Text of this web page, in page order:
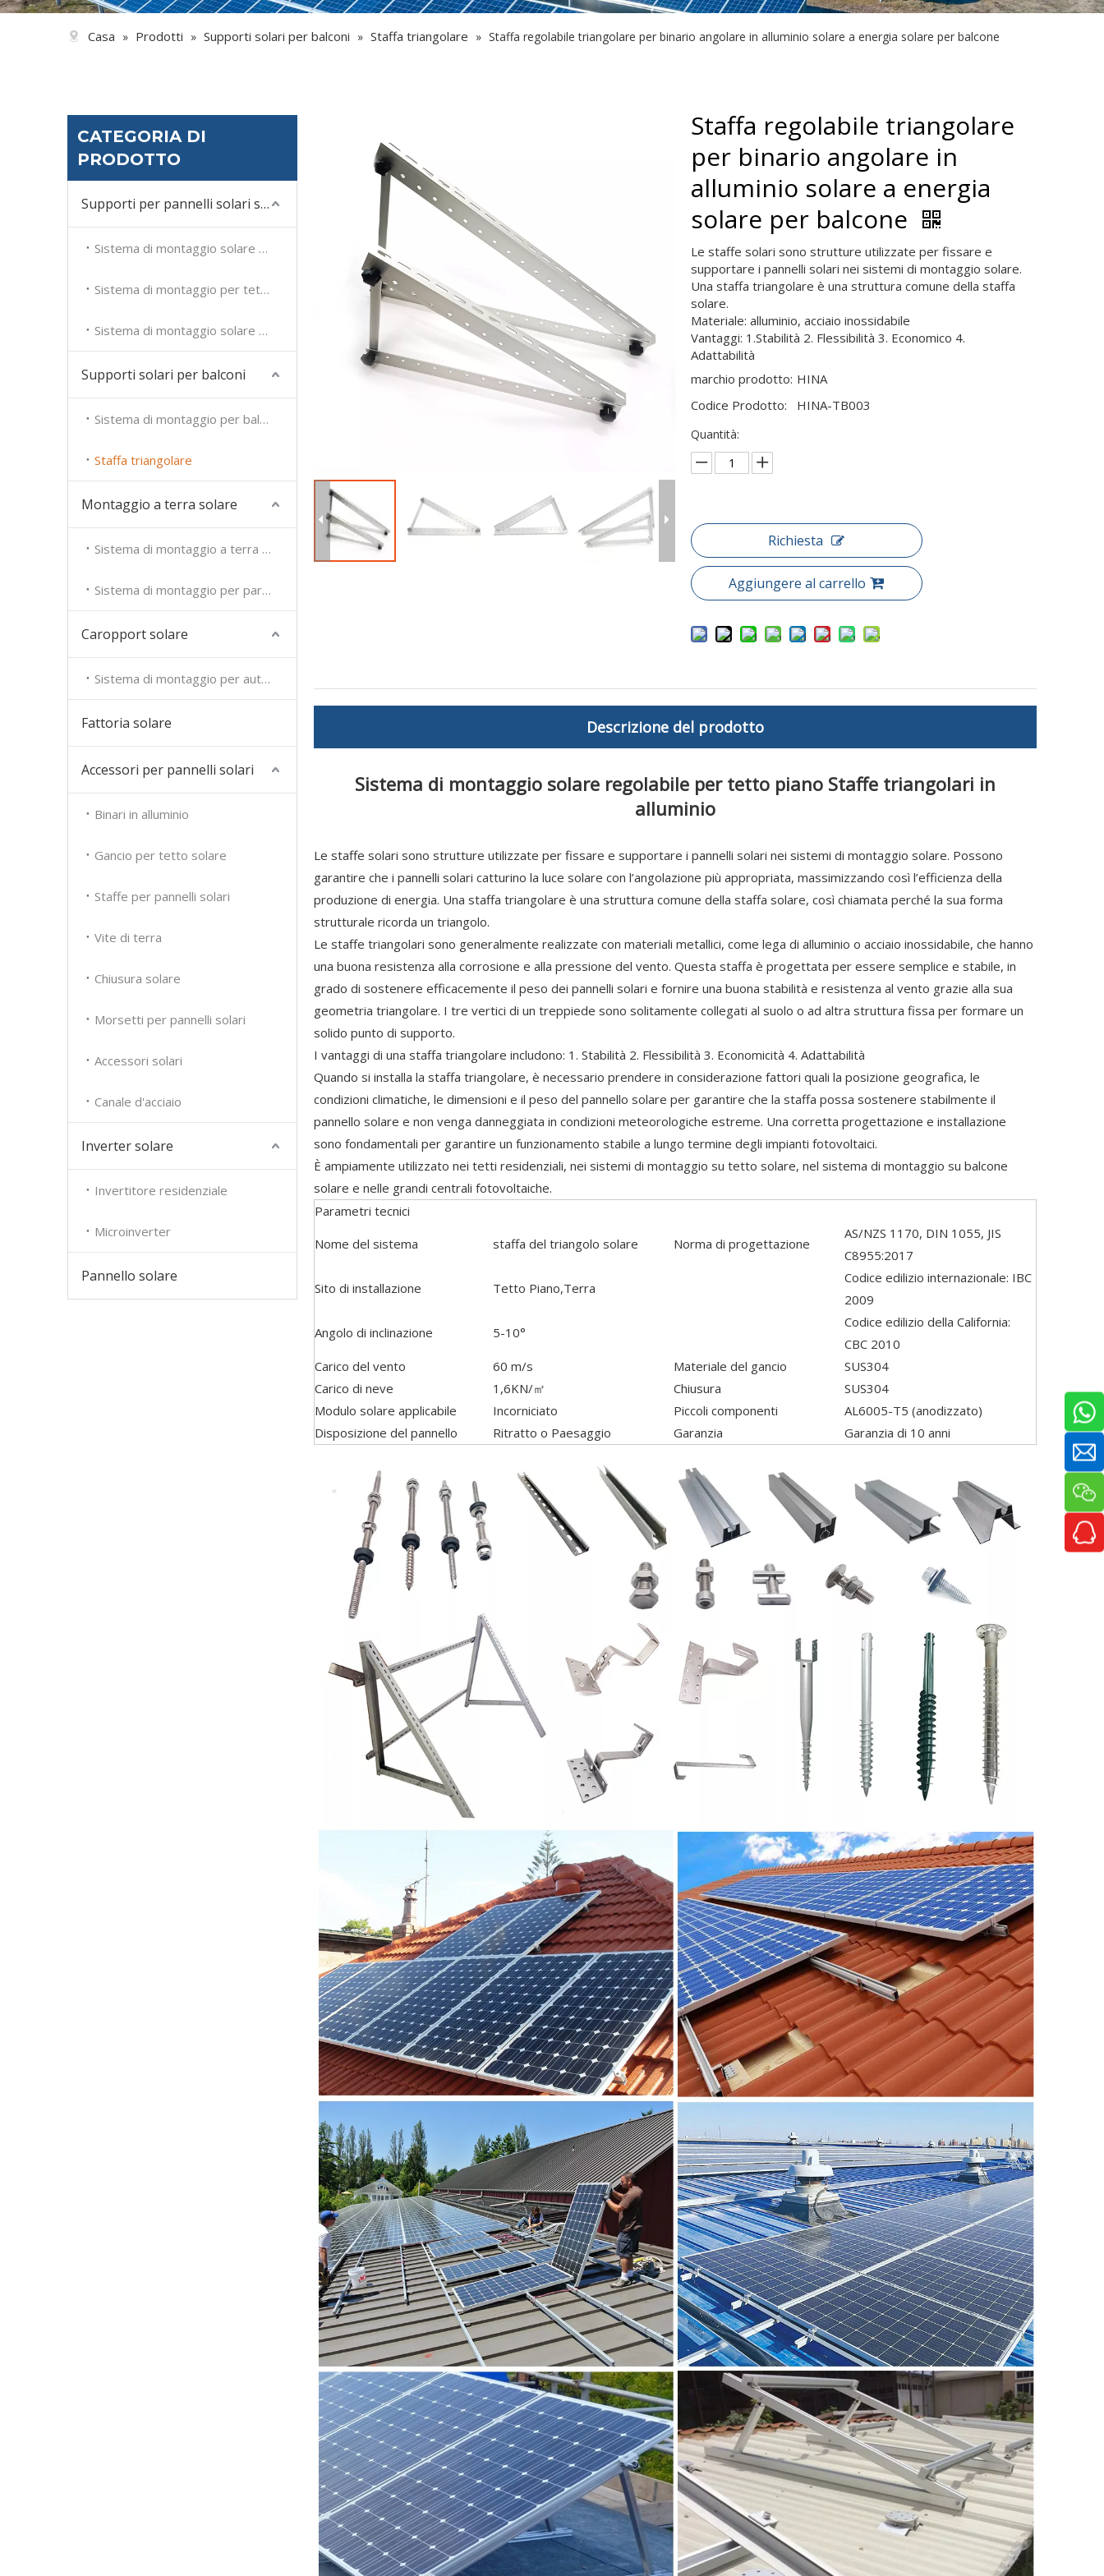
Casa » Prodotti » Supporti solari per balconi » Staffa triangolare » Staffa regolabile triangolare per binario angolare in alluminio solare a energia solare per balcone
CATEGORIA DI
PRODOTTO
Supporti per pannelli solari sul tetto
Sistema di montaggio solare su tetto piano
Sistema di montaggio per tetto in tegole solari
Sistema di montaggio solare sul tetto in metallo
Supporti solari per balconi
Sistema di montaggio per balconi solari
Staffa triangolare
Montaggio a terra solare
Sistema di montaggio a terra solare
Sistema di montaggio per parco solare
Caropport solare
Sistema di montaggio per auto coperto
Fattoria solare
Accessori per pannelli solari
Binari in alluminio
Gancio per tetto solare
Staffe per pannelli solari
Vite di terra
Chiusura solare
Morsetti per pannelli solari
Accessori solari
Canale d'acciaio
Inverter solare
Invertitore residenziale
Microinverter
Pannello solare
Staffa regolabile triangolare
per binario angolare in
alluminio solare a energia
solare per balcone
Le staffe solari sono strutture utilizzate per fissare e
supportare i pannelli solari nei sistemi di montaggio solare.
Una staffa triangolare è una struttura comune della staffa
solare.
Materiale: alluminio, acciaio inossidabile
Vantaggi: 1.Stabilità 2. Flessibilità 3. Economico 4.
Adattabilità
marchio prodotto: HINA
Codice Prodotto:
HINA-TB003
Quantità:
Richiesta
Aggiungere al carrello
Descrizione del prodotto
Sistema di montaggio solare regolabile per tetto piano Staffe triangolari in
alluminio
Le staffe solari sono strutture utilizzate per fissare e supportare i pannelli solari nei sistemi di montaggio solare. Possono
garantire che i pannelli solari catturino la luce solare con l’angolazione più appropriata, massimizzando così l’efficienza della
produzione di energia. Una staffa triangolare è una struttura comune della staffa solare, così chiamata perché la sua forma
strutturale ricorda un triangolo.
Le staffe triangolari sono generalmente realizzate con materiali metallici, come lega di alluminio o acciaio inossidabile, che hanno
una buona resistenza alla corrosione e alla pressione del vento. Questa staffa è progettata per essere semplice e stabile, in
grado di sostenere efficacemente il peso dei pannelli solari e fornire una buona stabilità e resistenza al vento grazie alla sua
geometria triangolare. I tre vertici di un treppiede sono solitamente collegati al suolo o ad altra struttura fissa per formare un
solido punto di supporto.
I vantaggi di una staffa triangolare includono: 1. Stabilità 2. Flessibilità 3. Economicità 4. Adattabilità
Quando si installa la staffa triangolare, è necessario prendere in considerazione fattori quali la posizione geografica, le
condizioni climatiche, le dimensioni e il peso del pannello solare per garantire che la staffa possa sostenere stabilmente il
pannello solare e non venga danneggiata in condizioni meteorologiche estreme. Una corretta progettazione e installazione
sono fondamentali per garantire un funzionamento stabile a lungo termine degli impianti fotovoltaici.
È ampiamente utilizzato nei tetti residenziali, nei sistemi di montaggio su tetto solare, nel sistema di montaggio su balcone
solare e nelle grandi centrali fotovoltaiche.
Parametri tecnici
Nome del sistema
staffa del triangolo solare Norma di progettazione
AS/NZS 1170, DIN 1055, JIS
C8955:2017
Sito di installazione
Tetto Piano,Terra
Codice edilizio internazionale: IBC
2009
Angolo di inclinazione
5-10°
Codice edilizio della California:
CBC 2010
Carico del vento
60 m/s Materiale del gancio
SUS304
Carico di neve
1,6KN/㎡ Chiusura
SUS304
Modulo solare applicabile
Incorniciato Piccoli componenti
AL6005-T5 (anodizzato)
Disposizione del pannello
Ritratto o Paesaggio Garanzia Garanzia di 10 anni